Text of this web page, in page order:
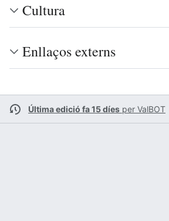
Cultura
Enllaços externs
Última edició fa 15 díes per ValBOT